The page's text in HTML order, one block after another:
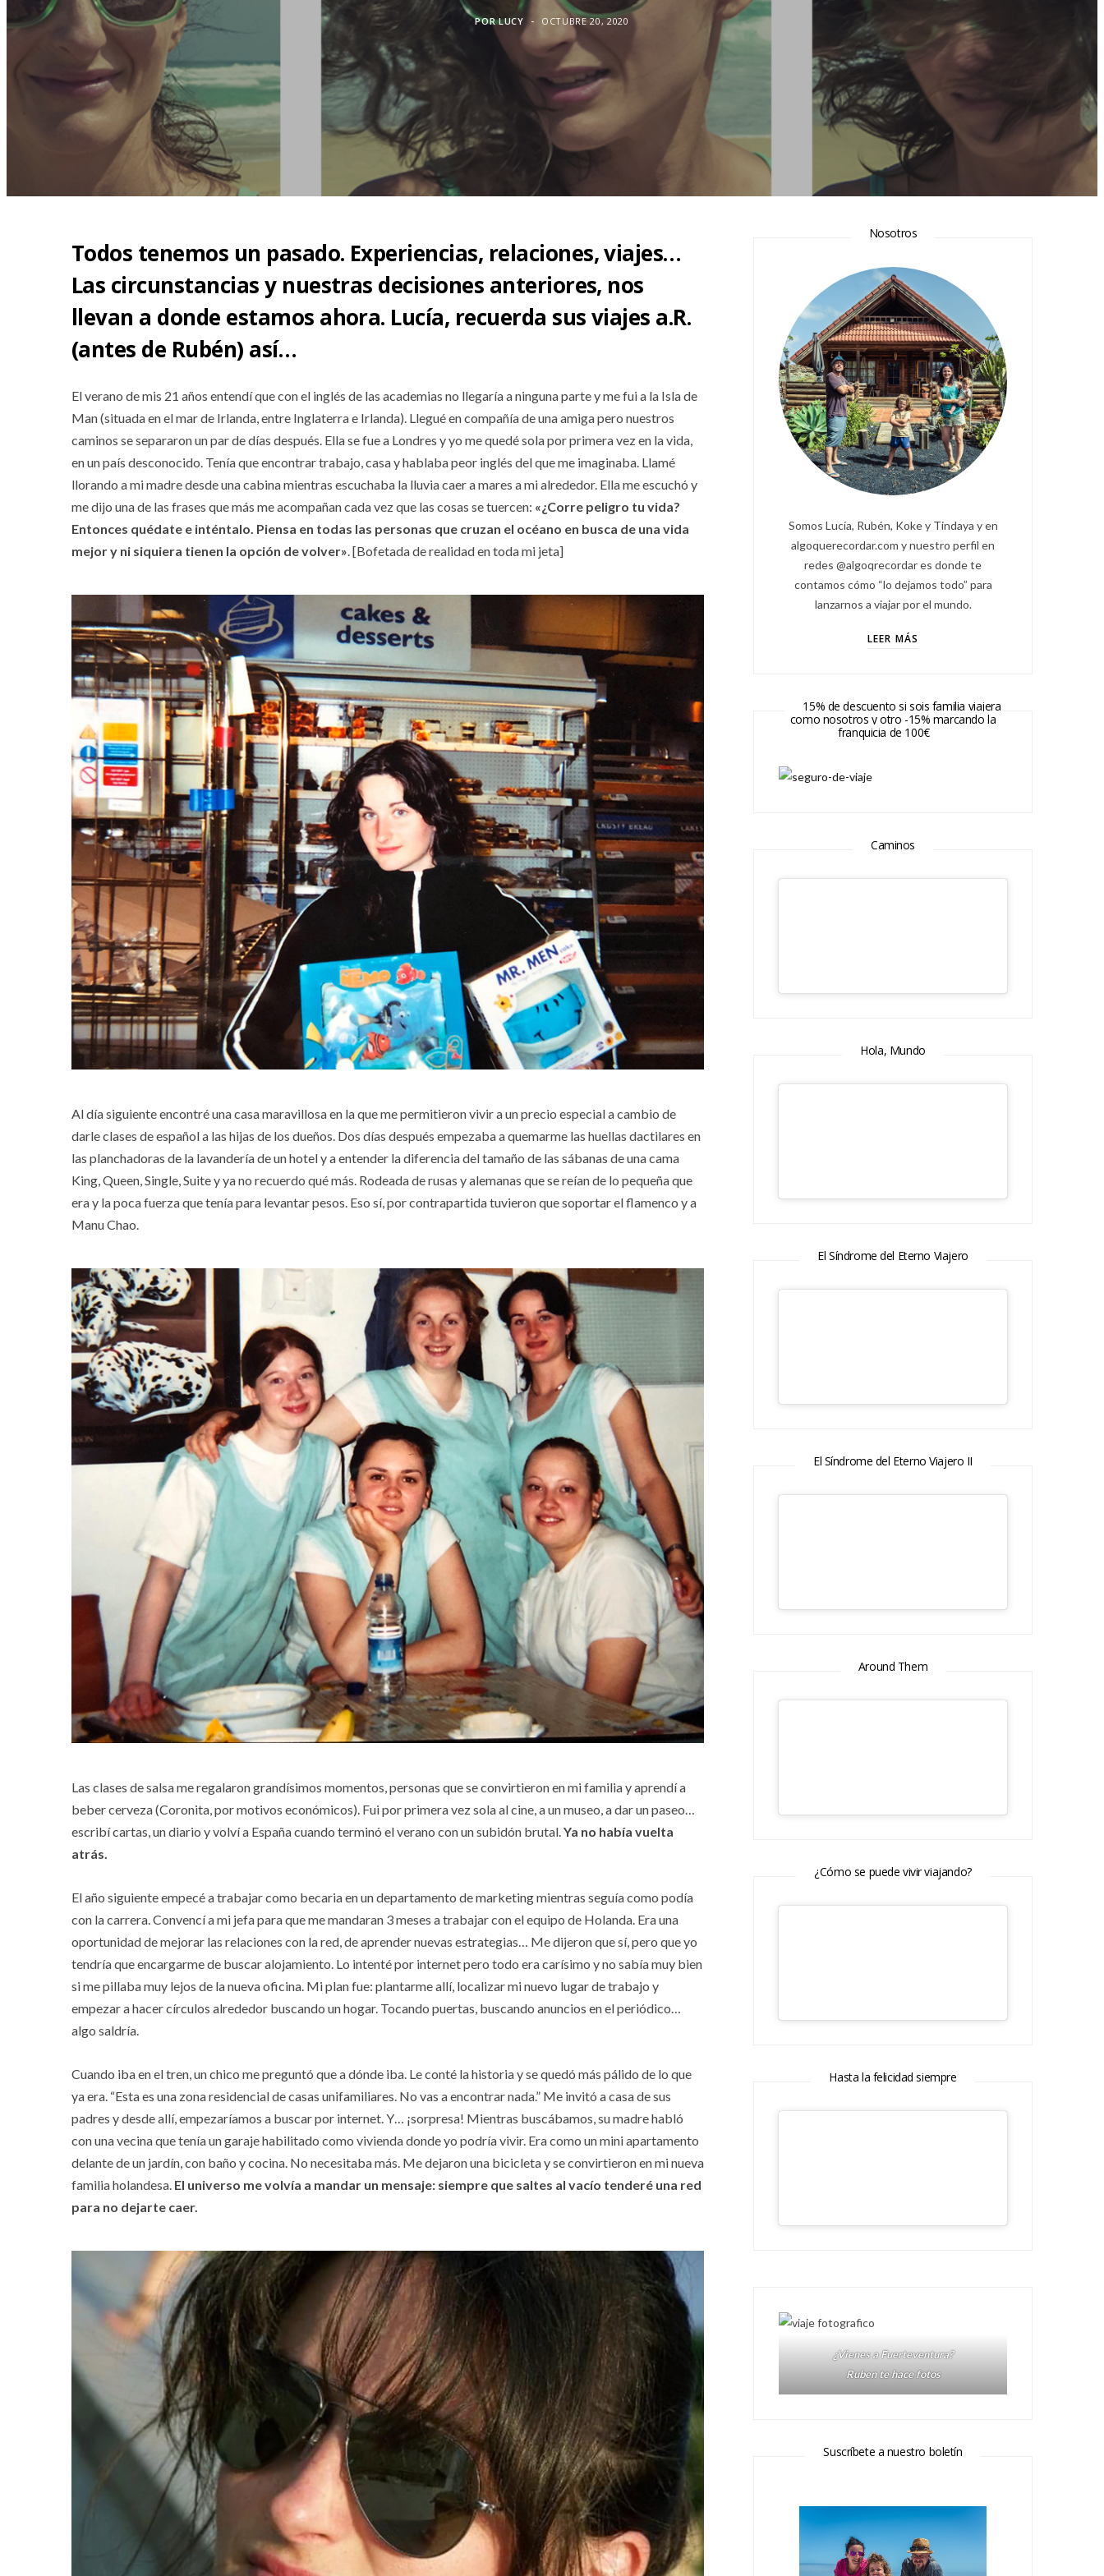
PORLUCY OCTUBRE 20, 2020
Todos tenemos un pasado. Experiencias, relaciones, viajes…
Las circunstancias y nuestras decisiones anteriores, nos
llevan a donde estamos ahora. Lucía, recuerda sus viajes a.R.
(antes de Rubén) así…
El verano de mis 21 años entendí que con el inglés de las academias no llegaría a ninguna parte y me fui a la Isla de
Man (situada en el mar de Irlanda, entre Inglaterra e Irlanda). Llegué en compañía de una amiga pero nuestros
caminos se separaron un par de días después. Ella se fue a Londres y yo me quedé sola por primera vez en la vida,
en un país desconocido. Tenía que encontrar trabajo, casa y hablaba peor inglés del que me imaginaba. Llamé
llorando a mi madre desde una cabina mientras escuchaba la lluvia caer a mares a mi alrededor. Ella me escuchó y
me dijo una de las frases que más me acompañan cada vez que las cosas se tuercen: «¿Corre peligro tu vida?
Entonces quédate e inténtalo. Piensa en todas las personas que cruzan el océano en busca de una vida
mejor y ni siquiera tienen la opción de volver» . [Bofetada de realidad en toda mi jeta]
Al día siguiente encontré una casa maravillosa en la que me permitieron vivir a un precio especial a cambio de
darle clases de español a las hijas de los dueños. Dos días después empezaba a quemarme las huellas dactilares en
las planchadoras de la lavandería de un hotel y a entender la diferencia del tamaño de las sábanas de una cama
King, Queen, Single, Suite y ya no recuerdo qué más. Rodeada de rusas y alemanas que se reían de lo pequeña que
era y la poca fuerza que tenía para levantar pesos. Eso sí, por contrapartida tuvieron que soportar el flamenco y a
Manu Chao.
Las clases de salsa me regalaron grandísimos momentos, personas que se convirtieron en mi familia y aprendí a
beber cerveza (Coronita, por motivos económicos). Fui por primera vez sola al cine, a un museo, a dar un paseo…
escribí cartas, un diario y volví a España cuando terminó el verano con un subidón brutal. Ya no había vuelta
atrás.
El año siguiente empecé a trabajar como becaria en un departamento de marketing mientras seguía como podía
con la carrera. Convencí a mi jefa para que me mandaran 3 meses a trabajar con el equipo de Holanda. Era una
oportunidad de mejorar las relaciones con la red, de aprender nuevas estrategias… Me dijeron que sí, pero que yo
tendría que encargarme de buscar alojamiento. Lo intenté por internet pero todo era carísimo y no sabía muy bien
si me pillaba muy lejos de la nueva oficina. Mi plan fue: plantarme allí, localizar mi nuevo lugar de trabajo y
empezar a hacer círculos alrededor buscando un hogar. Tocando puertas, buscando anuncios en el periódico…
algo saldría.
Cuando iba en el tren, un chico me preguntó que a dónde iba. Le conté la historia y se quedó más pálido de lo que
ya era. “Esta es una zona residencial de casas unifamiliares. No vas a encontrar nada.” Me invitó a casa de sus
padres y desde allí, empezaríamos a buscar por internet. Y… ¡sorpresa! Mientras buscábamos, su madre habló
con una vecina que tenía un garaje habilitado como vivienda donde yo podría vivir. Era como un mini apartamento
delante de un jardín, con baño y cocina. No necesitaba más. Me dejaron una bicicleta y se convirtieron en mi nueva
familia holandesa. El universo me volvía a mandar un mensaje: siempre que saltes al vacío tenderé una red
para no dejarte caer.
Nosotros
Somos Lucía, Rubén, Koke y Tindaya y en
algoquerecordar.com y nuestro perfil en
redes @algoqrecordar es donde te
contamos cómo “lo dejamos todo” para
lanzarnos a viajar por el mundo.
LEER MÁS
15% de descuento si sois familia viajera
como nosotros y otro -15% marcando la
franquicia de 100€
Caminos
Hola, Mundo
El Síndrome del Eterno Viajero
El Síndrome del Eterno Viajero II
Around Them
¿Cómo se puede vivir viajando?
Hasta la felicidad siempre
¿Vienes a Fuerteventura?
Ruben te hace fotos
Suscríbete a nuestro boletín